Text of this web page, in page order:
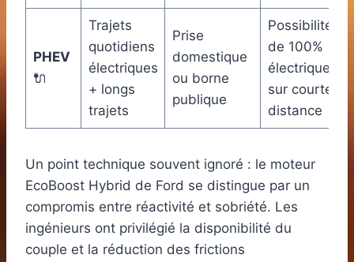
PHEV
🔌
Trajets
quotidiens
électriques
+ longs
trajets
Prise
domestique
ou borne
publique
Possibilité
de 100%
électrique
sur courte
distance
Un point technique souvent ignoré : le moteur
EcoBoost Hybrid de Ford se distingue par un
compromis entre réactivité et sobriété. Les
ingénieurs ont privilégié la disponibilité du
couple et la réduction des frictions